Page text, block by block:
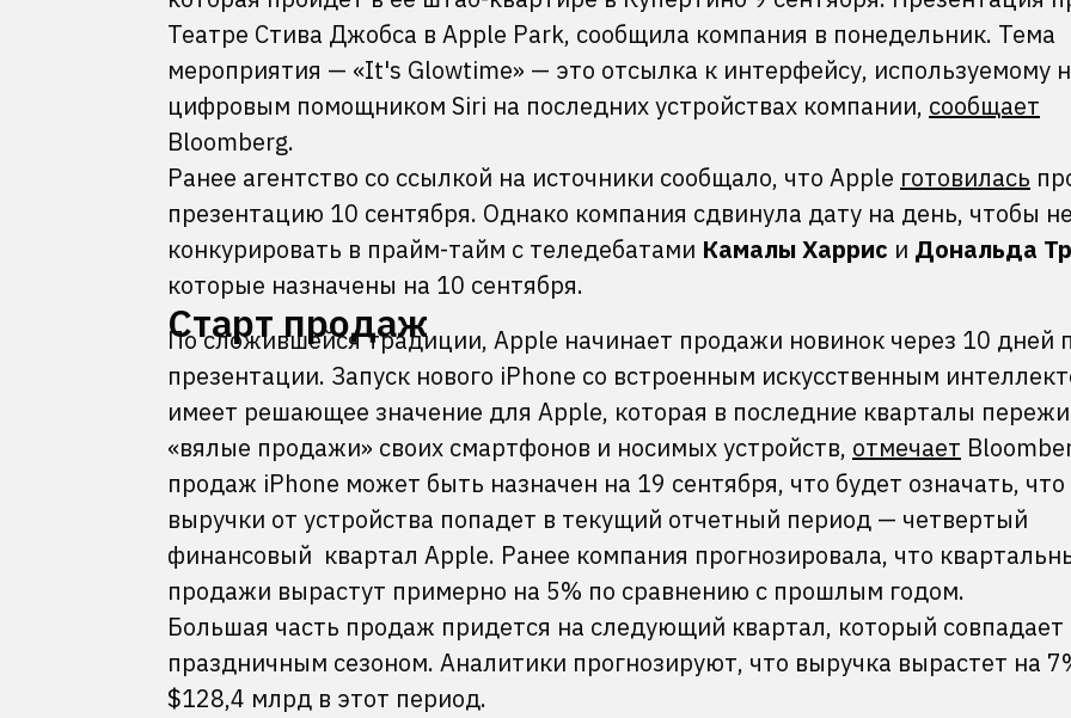
Театре Стива Джобса в Apple Park, сообщила компания в понедельник. Тема
мероприятия — «It's Glowtime» — это отсылка к интерфейсу, используемому
цифровым помощником Siri на последних устройствах компании, сообщает
Bloomberg.
Ранее агентство со ссылкой на источники сообщало, что Apple готовилась
презентацию 10 сентября. Однако компания сдвинула дату на день, чтобы
конкурировать в прайм-тайм с теледебатами Камалы Харрис и Дональда
которые назначены на 10 сентября.
Старт продаж
По сложившейся традиции, Apple начинает продажи новинок через 10 дней
презентации. Запуск нового iPhone со встроенным искусственным
имеет решающее значение для Apple, которая в последние кварталы
«вялые продажи» своих смартфонов и носимых устройств, отмечает
продаж iPhone может быть назначен на 19 сентября, что будет означать, что
выручки от устройства попадет в текущий отчетный период — четвертый
финансовый квартал Apple. Ранее компания прогнозировала, что
продажи вырастут примерно на 5% по сравнению с прошлым годом.
Большая часть продаж придется на следующий квартал, который совпадает
праздничным сезоном. Аналитики прогнозируют, что выручка вырастет на
$128,4 млрд в этот период.